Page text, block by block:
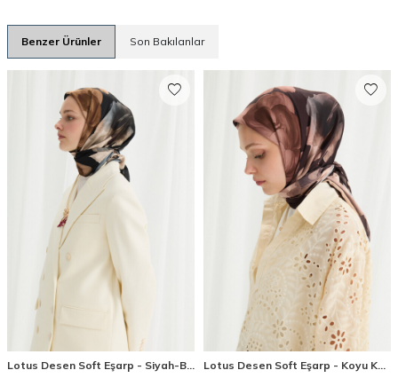
Benzer Ürünler Son Bakılanlar